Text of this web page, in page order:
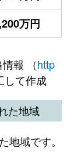
万円
報 （http
して作成
た地域
地域です。